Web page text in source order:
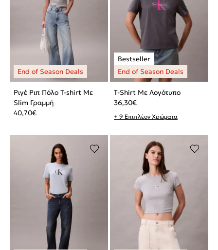
Ριγέ Ριπ Πόλο T-shirt Με
Slim Γραμμή
40,70€
T-Shirt Με Λογότυπο
36,30€
+ 9 Επιπλέον Χρώματα